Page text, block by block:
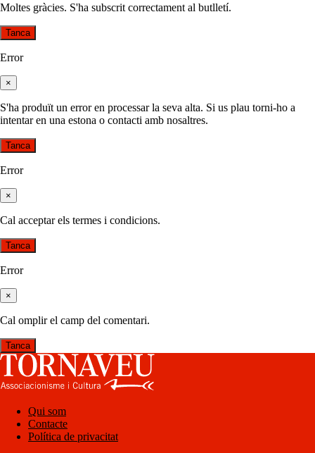
Moltes gràcies. S'ha subscrit correctament al butlletí.
Tanca
Error
×
S'ha produït un error en processar la seva alta. Si us plau torni-ho a
intentar en una estona o contacti amb nosaltres.
Tanca
Error
×
Cal acceptar els termes i condicions.
Tanca
Error
×
Cal omplir el camp del comentari.
Tanca
Qui som
Contacte
Política de privacitat